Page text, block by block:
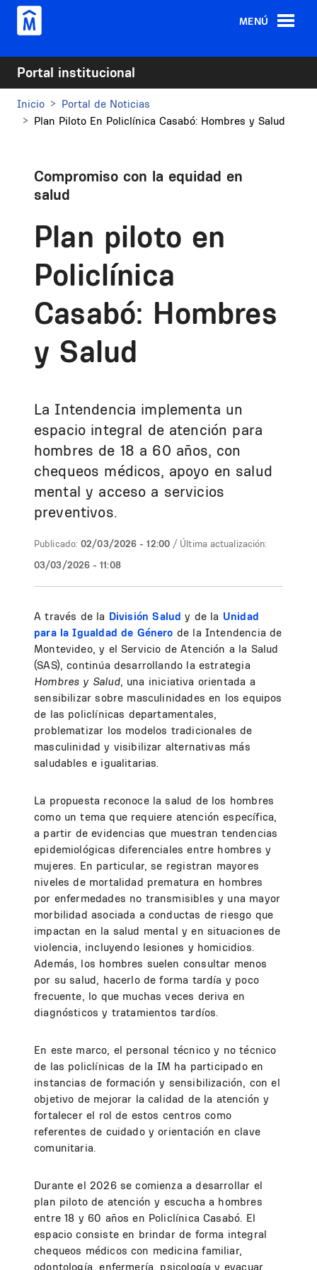
Pasar al contenido principal
MENÚ
Portal institucional
Inicio
Portal de Noticias
Plan Piloto En Policlínica Casabó: Hombres y Salud
Compromiso con la equidad en
salud
Plan piloto en
Policlínica
Casabó: Hombres
y Salud
La Intendencia implementa un
espacio integral de atención para
hombres de 18 a 60 años, con
chequeos médicos, apoyo en salud
mental y acceso a servicios
preventivos.
Publicado: 02/03/2026 - 12:00 / Última actualización:
03/03/2026 - 11:08
A través de la División Salud y de la Unidad
para la Igualdad de Género de la Intendencia de
Montevideo, y el Servicio de Atención a la Salud
(SAS), continúa desarrollando la estrategia
Hombres y Salud, una iniciativa orientada a
sensibilizar sobre masculinidades en los equipos
de las policlínicas departamentales,
problematizar los modelos tradicionales de
masculinidad y visibilizar alternativas más
saludables e igualitarias.
La propuesta reconoce la salud de los hombres
como un tema que requiere atención específica,
a partir de evidencias que muestran tendencias
epidemiológicas diferenciales entre hombres y
mujeres. En particular, se registran mayores
niveles de mortalidad prematura en hombres
por enfermedades no transmisibles y una mayor
morbilidad asociada a conductas de riesgo que
impactan en la salud mental y en situaciones de
violencia, incluyendo lesiones y homicidios.
Además, los hombres suelen consultar menos
por su salud, hacerlo de forma tardía y poco
frecuente, lo que muchas veces deriva en
diagnósticos y tratamientos tardíos.
En este marco, el personal técnico y no técnico
de las policlínicas de la IM ha participado en
instancias de formación y sensibilización, con el
objetivo de mejorar la calidad de la atención y
fortalecer el rol de estos centros como
referentes de cuidado y orientación en clave
comunitaria.
Durante el 2026 se comienza a desarrollar el
plan piloto de atención y escucha a hombres
entre 18 y 60 años en Policlínica Casabó. El
espacio consiste en brindar de forma integral
chequeos médicos con medicina familiar,
odontología, enfermería, psicología y evacuar